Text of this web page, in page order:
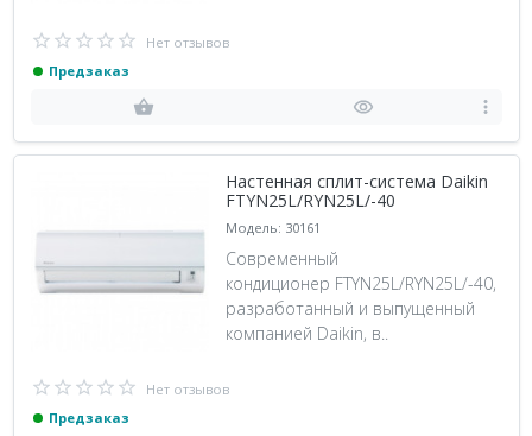
Нет отзывов
Предзаказ
Настенная сплит-система Daikin
FTYN25L/RYN25L/-40
Модель: 30161
Современный
кондиционер FTYN25L/RYN25L/-40,
разработанный и выпущенный
компанией Daikin, в..
Нет отзывов
Предзаказ